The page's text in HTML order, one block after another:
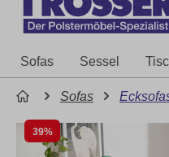
Sofas Sessel
Sofas
39%